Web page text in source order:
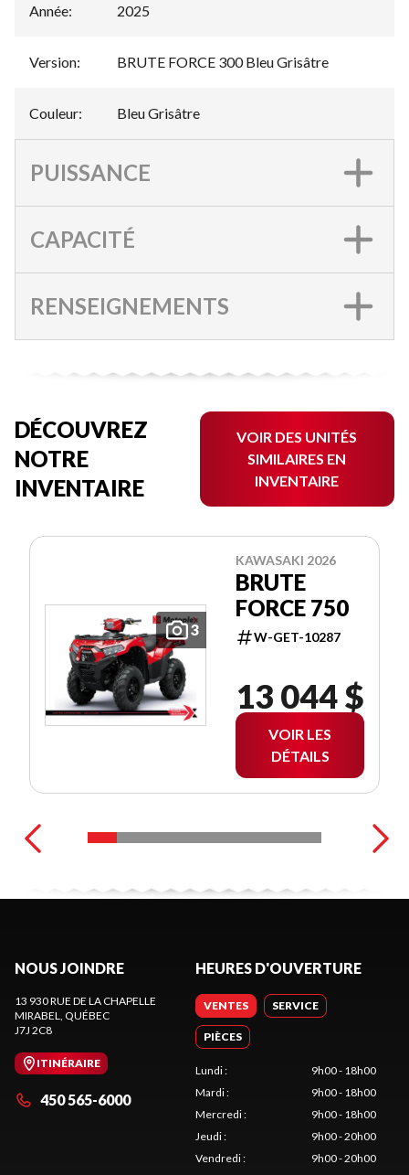
Année: 2025
Version: BRUTE FORCE 300 Bleu Grisâtre
Couleur: Bleu Grisâtre
PUISSANCE
CAPACITÉ
RENSEIGNEMENTS
DÉCOUVREZ
NOTRE
INVENTAIRE
VOIR DES UNITÉS
SIMILAIRES EN
INVENTAIRE
3
KAWASAKI 2026
BRUTE
FORCE 750
W-GET-10287
13 044 $
VOIR LES
DÉTAILS
NOUS JOINDRE
13 930 RUE DE LA CHAPELLE
MIRABEL, QUÉBEC
J7J 2C8
ITINÉRAIRE
450 565-6000
HEURES D'OUVERTURE
VENTES SERVICE
PIÈCES
Lundi:
9h00 - 18h00
Mardi:
9h00 - 18h00
Mercredi:
9h00 - 18h00
Jeudi:
9h00 - 20h00
Vendredi:
9h00 - 20h00